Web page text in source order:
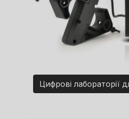
Цифрові лабораторії